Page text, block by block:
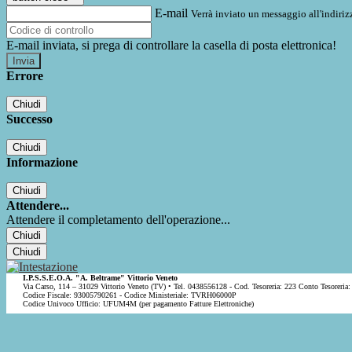
E-mail Verrà inviato un messaggio
E-mail inviata, si prega di controllare la casella di posta elettronica!
Errore
Chiudi
Successo
Chiudi
Informazione
Chiudi
Attendere...
Attendere il completamento dell'operazione...
Chiudi
Chiudi
I.P.S.S.E.O.A. "A. Beltrame" Vittorio Veneto
Via Carso, 114 – 31029 Vittorio Veneto (TV) • Tel. 0438556128 - Cod. Tesoreria: 223 Conto
Codice Fiscale: 93005790261 - Codice Ministeriale: TVRH06000P
Codice Univoco Ufficio: UFUM4M (per pagamento Fatture Elettroniche)